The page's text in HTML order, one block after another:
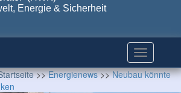
Energie & Sicherheit
>>Energienews>>Neubau könnte